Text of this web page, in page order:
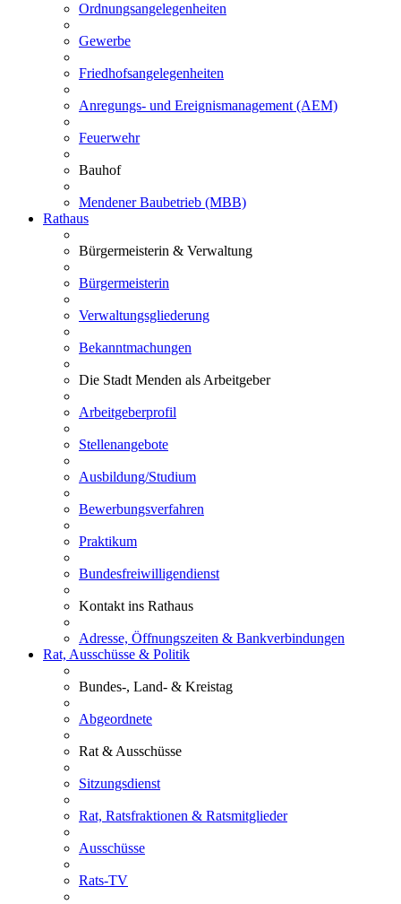
Ordnungsangelegenheiten
Gewerbe
Friedhofsangelegenheiten
Anregungs- und Ereignismanagement (AEM)
Feuerwehr
Bauhof
Mendener Baubetrieb (MBB)
Rathaus
Bürgermeisterin & Verwaltung
Bürgermeisterin
Verwaltungsgliederung
Bekanntmachungen
Die Stadt Menden als Arbeitgeber
Arbeitgeberprofil
Stellenangebote
Ausbildung/Studium
Bewerbungsverfahren
Praktikum
Bundesfreiwilligendienst
Kontakt ins Rathaus
Adresse, Öffnungszeiten & Bankverbindungen
Rat, Ausschüsse & Politik
Bundes-, Land- & Kreistag
Abgeordnete
Rat & Ausschüsse
Sitzungsdienst
Rat, Ratsfraktionen & Ratsmitglieder
Ausschüsse
Rats-TV